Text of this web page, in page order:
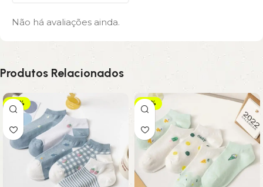
Não há avaliações ainda.
Produtos Relacionados
-25% -25%